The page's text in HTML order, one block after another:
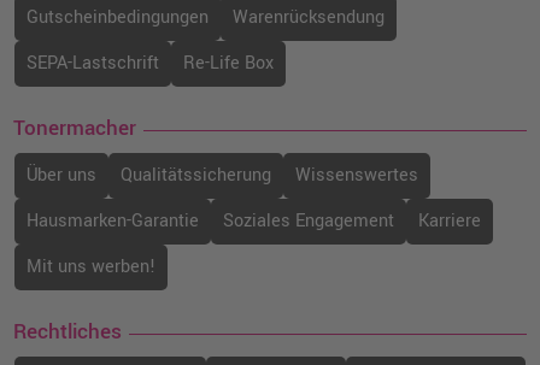
Gutscheinbedingungen
Warenrücksendung
SEPA-Lastschrift
Re-Life Box
Tonermacher
Über uns Qualitätssicherung
Wissenswertes
Hausmarken-Garantie
Soziales Engagement
Karriere
Mit uns werben!
Rechtliches